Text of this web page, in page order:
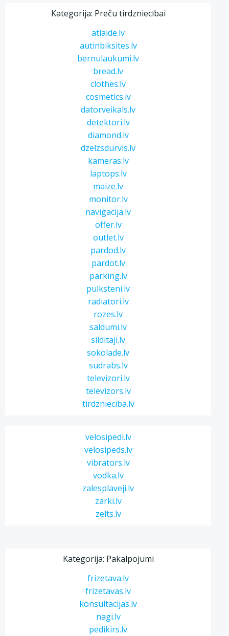
Kategorija: Preču tirdzniecībai
atlaide.lv
autinbiksites.lv
bernulaukumi.lv
bread.lv
clothes.lv
cosmetics.lv
datorveikals.lv
detektori.lv
diamond.lv
dzelzsdurvis.lv
kameras.lv
laptops.lv
maize.lv
monitor.lv
navigacija.lv
offer.lv
outlet.lv
pardod.lv
pardot.lv
parking.lv
pulksteni.lv
radiatori.lv
rozes.lv
saldumi.lv
silditaji.lv
sokolade.lv
sudrabs.lv
televizori.lv
televizors.lv
tirdznieciba.lv
velosipedi.lv
velosipeds.lv
vibrators.lv
vodka.lv
zalesplaveji.lv
zarki.lv
zelts.lv
Kategorija: Pakalpojumi
frizetava.lv
frizetavas.lv
konsultacijas.lv
nagi.lv
pedikirs.lv